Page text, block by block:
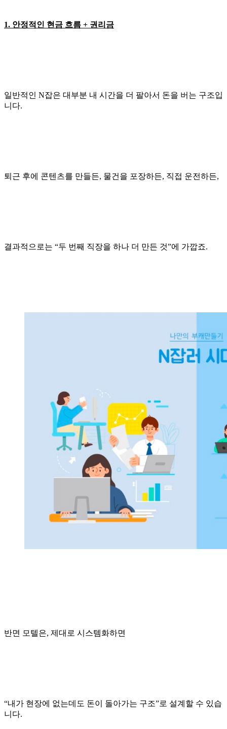
1. 안정적인 현금 흐름 + 권리금
일반적인 N잡은 대부분 내 시간을 더 팔아서 돈을 버는 구조입
니다.
퇴근 후에 콘텐츠를 만들든, 물건을 포장하든, 직접 운전하든,
결과적으로는 “두 번째 직장을 하나 더 만든 것”에 가깝죠.
반면 모텔은, 제대로 시스템화하면
“내가 현장에 없는데도 돈이 돌아가는 구조”로 설계할 수 있습
니다.